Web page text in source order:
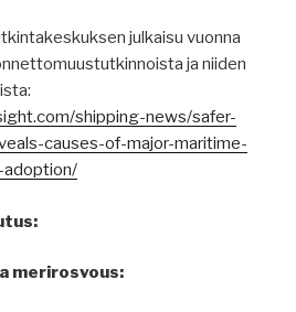
julkaisu vuonna
ja niiden
shipping-news/safer-
causes-of-major-maritime-
merirosvous: